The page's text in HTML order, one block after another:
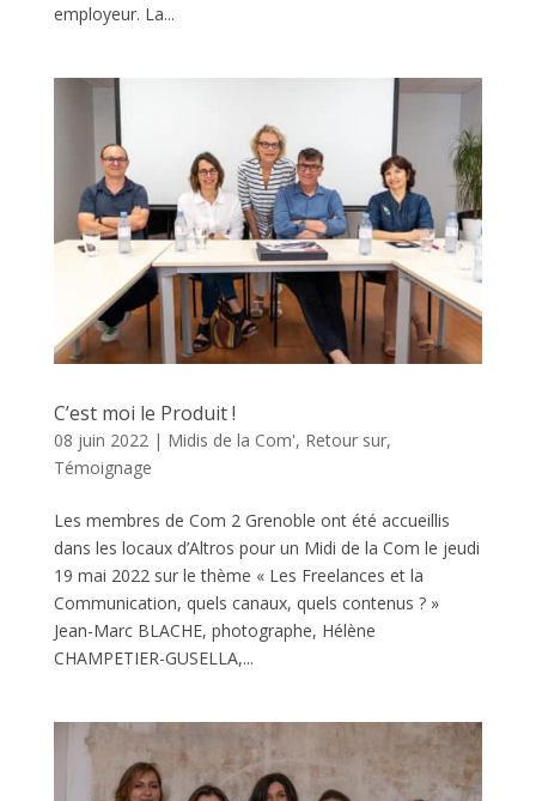
employeur. La...
C’est moi le Produit !
08 juin 2022| Midis de la Com', Retour sur,
Témoignage
Les membres de Com 2 Grenoble ont été accueillis
dans les locaux d’Altros pour un Midi de la Com le jeudi
19 mai 2022 sur le thème « Les Freelances et la
Communication, quels canaux, quels contenus ? »
Jean-Marc BLACHE, photographe, Hélène
CHAMPETIER-GUSELLA,...